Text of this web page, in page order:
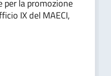
per la promozione
IX del MAECI,